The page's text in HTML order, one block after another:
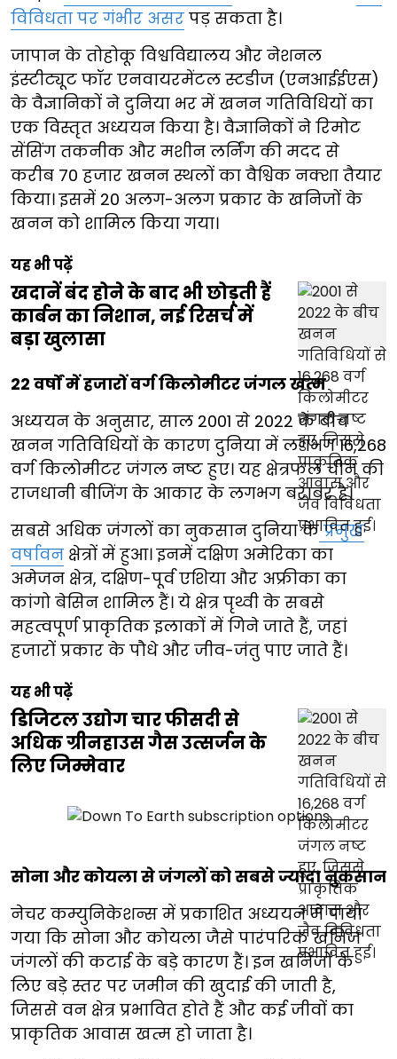
विविधता पर गंभीर असर पड़ सकता है।
जापान के तोहोकू विश्वविद्यालय और नेशनल
इंस्टीट्यूट फॉर एनवायरमेंटल स्टडीज (एनआईईएस)
के वैज्ञानिकों ने दुनिया भर में खनन गतिविधियों का
एक विस्तृत अध्ययन किया है। वैज्ञानिकों ने रिमोट
सेंसिंग तकनीक और मशीन लर्निंग की मदद से
करीब 70 हजार खनन स्थलों का वैश्विक नक्शा तैयार
किया। इसमें 20 अलग-अलग प्रकार के खनिजों के
खनन को शामिल किया गया।
यह भी पढ़ें
खदानें बंद होने के बाद भी छोड़ती हैं
कार्बन का निशान, नई रिसर्च में
बड़ा खुलासा
22 वर्षों में हजारों वर्ग किलोमीटर जंगल खत्म
अध्ययन के अनुसार, साल 2001 से 2022 के बीच
खनन गतिविधियों के कारण दुनिया में लगभग 16,268
वर्ग किलोमीटर जंगल नष्ट हुए। यह क्षेत्रफल चीन की
राजधानी बीजिंग के आकार के लगभग बराबर है।
सबसे अधिक जंगलों का नुकसान दुनिया केप्रमुख
वर्षावन क्षेत्रों में हुआ। इनमें दक्षिण अमेरिका का
अमेजन क्षेत्र, दक्षिण-पूर्व एशिया और अफ्रीका का
कांगो बेसिन शामिल हैं। ये क्षेत्र पृथ्वी के सबसे
महत्वपूर्ण प्राकृतिक इलाकों में गिने जाते हैं, जहां
हजारों प्रकार के पौधे और जीव-जंतु पाए जाते हैं।
यह भी पढ़ें
डिजिटल उद्योग चार फीसदी से
अधिक ग्रीनहाउस गैस उत्सर्जन के
लिए जिम्मेवार
सोना और कोयला से जंगलों को सबसे ज्यादा नुकसान
नेचर कम्युनिकेशन्स में प्रकाशित अध्ययन में पाया
गया कि सोना और कोयला जैसे पारंपरिक खनिज
जंगलों की कटाई के बड़े कारण हैं। इन खनिजों के
लिए बड़े स्तर पर जमीन की खुदाई की जाती है,
जिससे वन क्षेत्र प्रभावित होते हैं और कई जीवों का
प्राकृतिक आवास खत्म हो जाता है।